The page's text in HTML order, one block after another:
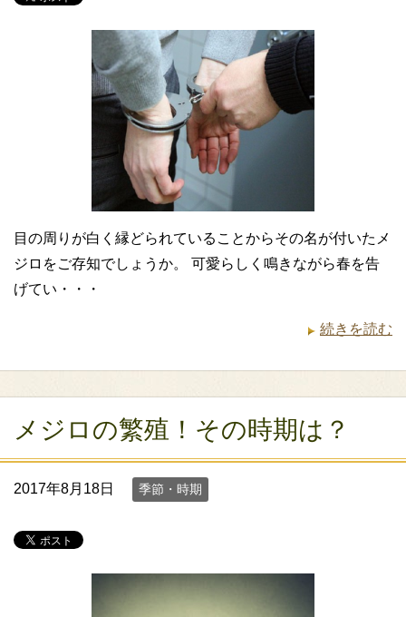
目の周りが白く縁どられていることからその名が付いたメ
ジロをご存知でしょうか。 可愛らしく鳴きながら春を告
げてい・・・
続きを読む
メジロの繁殖！その時期は？
2017年8月18日 季節・時期